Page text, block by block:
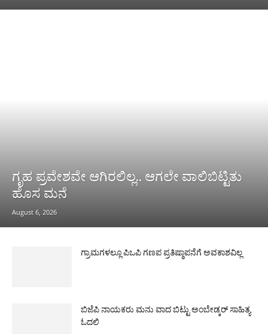
ಗೃಹ ಪ್ರವೇಶವೇ ಆಗಿರಲಿಲ್ಲ.. ಆಗಲೇ ವಾಲಿಬಿಟ್ಟಿತು
ಹೊಸ ಮನೆ
August 6, 2026
ಗ್ರಾಮಗಳಲ್ಲೂ ಪಿಒಪಿ ಗಣಪ ಪ್ರತಿಷ್ಠಾಪನೆಗೆ ಅವಕಾಶವಿಲ್ಲ
ಬಿಜೆಪಿ ನಾಯಕರು ಮನು ವಾದ ಬಿಟ್ಟು ಅಂಬೇಡ್ಕರ್ ಸಾಹಿತ್ಯ
ಓದಲಿ